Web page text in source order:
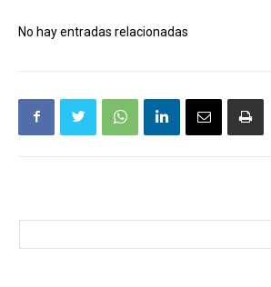
No hay entradas relacionadas